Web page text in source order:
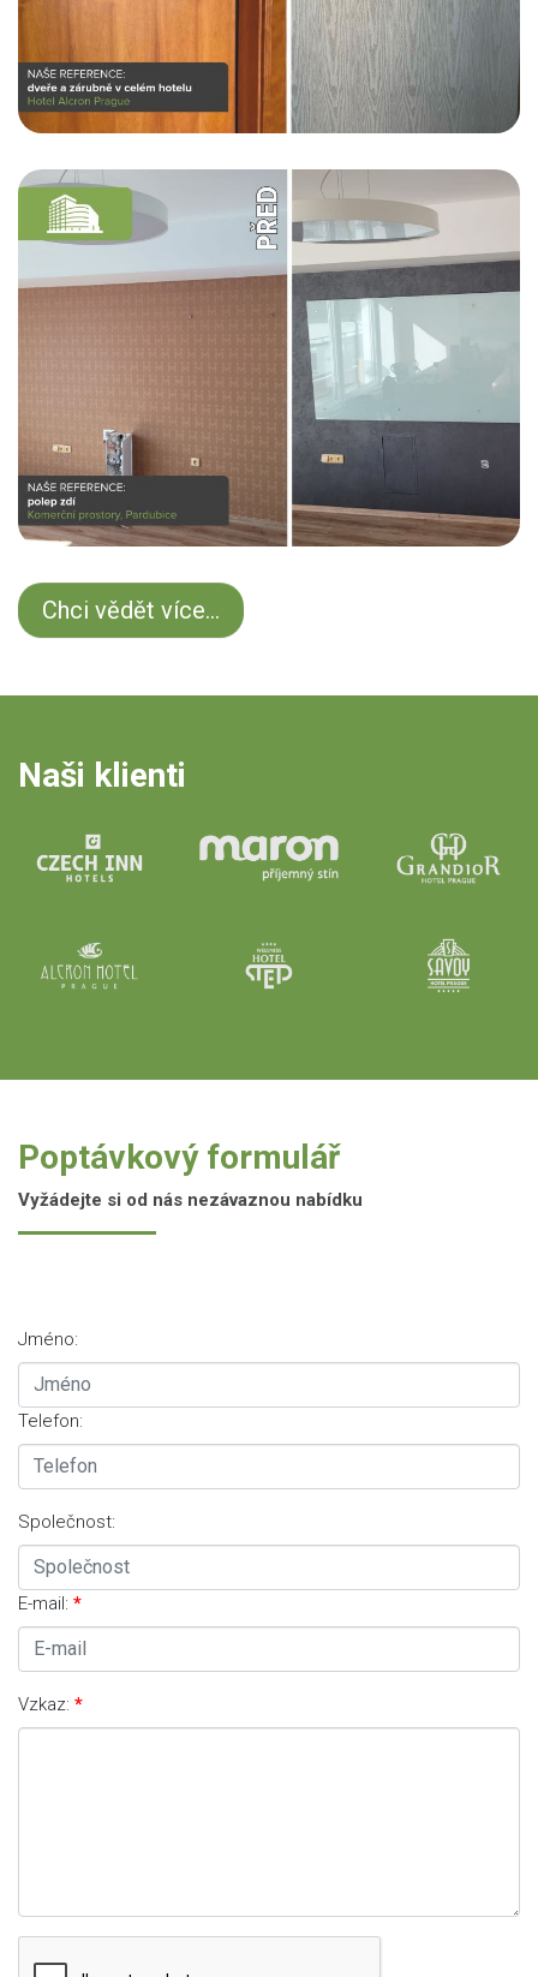
Chci vědět více...
Naši klienti
Poptávkový formulář
Vyžádejte si od nás nezávaznou nabídku
Jméno:
Telefon:
Společnost:
E-mail:
Vzkaz: